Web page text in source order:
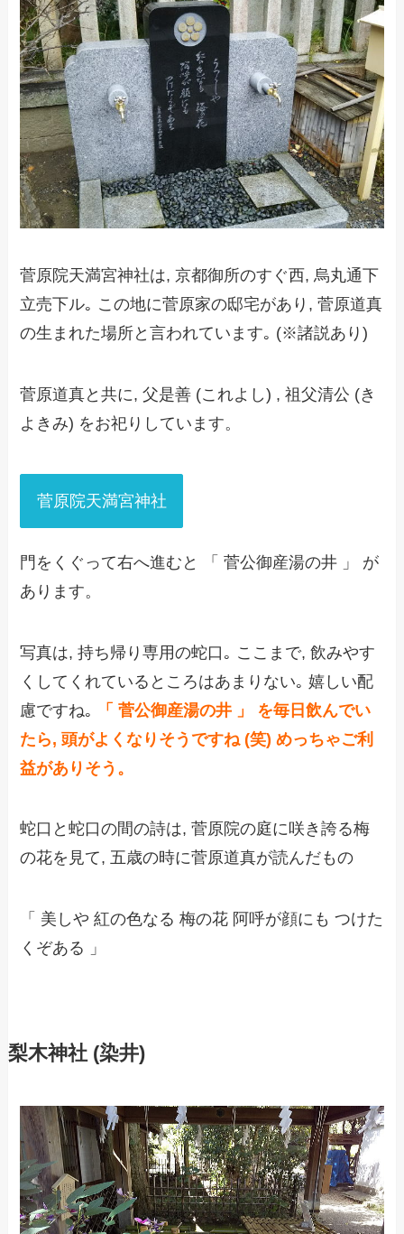
菅原院天満宮神社は, 京都御所のすぐ西, 烏丸通下
立売下ル｡ この地に菅原家の邸宅があり, 菅原道真
の生まれた場所と言われています｡ (※諸説あり)
菅原道真と共に, 父是善 (これよし) , 祖父清公 (き
よきみ) をお祀りしています。
菅原院天満宮神社
門をくぐって右へ進むと 「 菅公御産湯の井 」 が
あります。
写真は, 持ち帰り専用の蛇口｡ ここまで, 飲みやす
くしてくれているところはあまりない｡ 嬉しい配
慮ですね｡
「 菅公御産湯の井 」 を毎日飲んでい
たら, 頭がよくなりそうですね (笑) めっちゃご利
益がありそう。
蛇口と蛇口の間の詩は, 菅原院の庭に咲き誇る梅
の花を見て, 五歳の時に菅原道真が読んだもの
「 美しや 紅の色なる 梅の花 阿呼が顔にも つけた
くぞある 」
梨木神社 (染井)